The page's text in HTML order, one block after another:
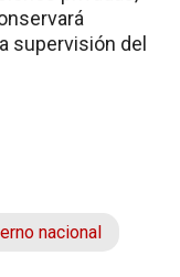
supervisión del
nacional